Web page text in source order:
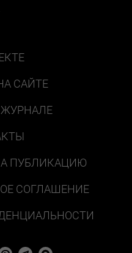
САЙТЕ
ПУБЛИКАЦИЮ
СОГЛАШЕНИЕ